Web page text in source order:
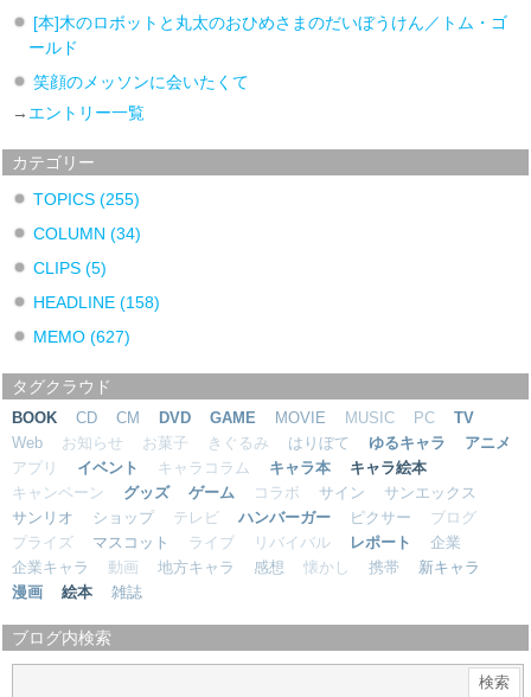
[本]木のロボットと丸太のおひめさまのだいぼうけん／トム・ゴ
ールド
笑顔のメッソンに会いたくて
→ エントリー一覧
カテゴリー
TOPICS(255)
COLUMN(34)
CLIPS(5)
HEADLINE(158)
MEMO(627)
タグクラウド
BOOK CD CM DVD GAME MOVIE MUSIC PC
TV
Web
お知らせ お菓子 きぐるみ はりぼて ゆるキャラ
アニメ
アプリ
イベント キャラコラム キャラ本
キャラ絵本
キャンペーン
グッズ ゲーム コラボ サイン
サンエックス
サンリオ
ショップ テレビ ハンバーガー ピクサー
ブログ
プライズ
マスコット ライブ リバイバル レポート
企業
企業キャラ
動画 地方キャラ 感想 懐かし 携帯
新キャラ
漫画
絵本 雑誌
ブログ内検索